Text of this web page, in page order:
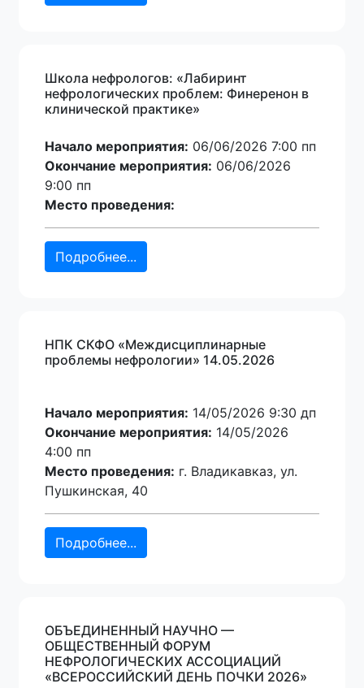
Школа нефрологов: «Лабиринт
нефрологических проблем: Финеренон в
клинической практике»
Начало мероприятия: 06/06/2026 7:00 пп
Окончание мероприятия: 06/06/2026
9:00 пп
Место проведения:
Подробнее...
НПК СКФО «Междисциплинарные
проблемы нефрологии» 14.05.2026
Начало мероприятия: 14/05/2026 9:30 дп
Окончание мероприятия: 14/05/2026
4:00 пп
Место проведения: г. Владикавказ, ул.
Пушкинская, 40
Подробнее...
ОБЪЕДИНЕННЫЙ НАУЧНО —
ОБЩЕСТВЕННЫЙ ФОРУМ
НЕФРОЛОГИЧЕСКИХ АССОЦИАЦИЙ
«ВСЕРОССИЙСКИЙ ДЕНЬ ПОЧКИ 2026»